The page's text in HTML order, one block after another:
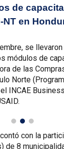
de
NT en
se
módulos de
de las
Norte
INCAE
con la
de 8